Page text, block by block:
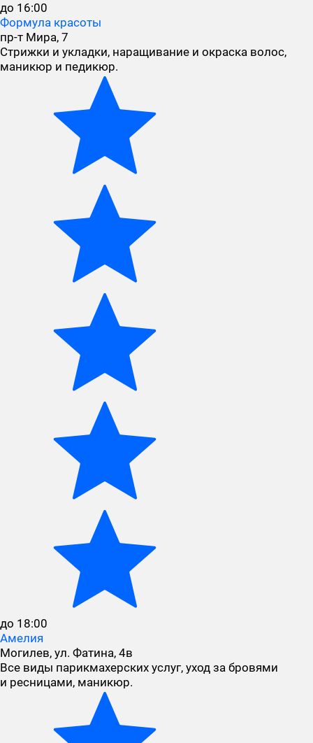
до 16:00
Формула красоты
пр-т Мира, 7
Стрижки и укладки, наращивание и окраска волос,
маникюр и педикюр.
до 18:00
Амелия
Могилев, ул. Фатина, 4в
Все виды парикмахерских услуг, уход за бровями
и ресницами, маникюр.